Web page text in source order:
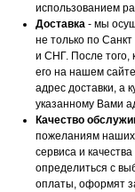
использованием
Доставка - мы
не только по
и СНГ. После того,
его на нашем
адрес доставки, а
указанному Вами
Качество
пожеланиям наших
сервиса и
определиться с
оплаты, оформят